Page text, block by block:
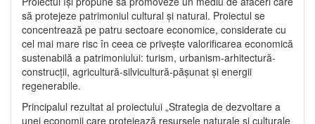
să protejeze patrimoniul cultural și natural. Proiectul se
concentrează pe patru sectoare economice, considerate cu
cel mai mare risc în ceea ce privește valorificarea economică
sustenabilă a patrimoniului: turism, urbanism-arhitectură-
construcții, agricultură-silvicultură-pășunat și energii
regenerabile.
Principalul rezultat al proiectului „Strategia de dezvoltare a
unei economii care protejează resursele naturale și culturale